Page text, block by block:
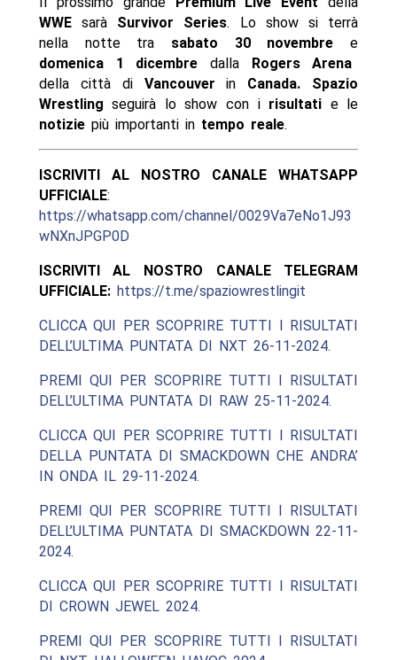
WWEsarà Survivor Series. Lo show si terrà
nella notte tra sabato 30 novembre e
domenica 1 dicembre dalla
Rogers Arena
della città di Vancouver in Canada.
Spazio
Wrestling seguirà lo show con i risultati e le
notiziepiù importanti in tempo reale.
ISCRIVITI AL NOSTRO CANALE WHATSAPP
UFFICIALE:
https://whatsapp.com/channel/0029Va7eNo1J93
wNXnJPGP0D
ISCRIVITI AL NOSTRO CANALE TELEGRAM
UFFICIALE: https://t.me/spaziowrestlingit
CLICCA QUI PER SCOPRIRE TUTTI I RISULTATI
DELL’ULTIMA PUNTATA DI NXT 26-11-2024.
PREMI QUI PER SCOPRIRE TUTTI I RISULTATI
DELL’ULTIMA PUNTATA DI RAW 25-11-2024.
CLICCA QUI PER SCOPRIRE TUTTI I RISULTATI
DELLA PUNTATA DI SMACKDOWN CHE ANDRA’
IN ONDA IL 29-11-2024.
PREMI QUI PER SCOPRIRE TUTTI I RISULTATI
DELL’ULTIMA PUNTATA DI SMACKDOWN 22-11-
2024.
CLICCA QUI PER SCOPRIRE TUTTI I RISULTATI
DI CROWN JEWEL 2024.
PREMI QUI PER SCOPRIRE TUTTI I RISULTATI